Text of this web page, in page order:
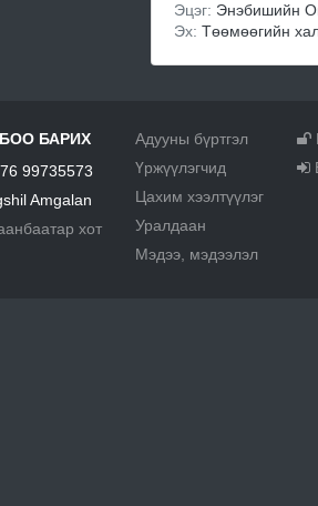
Эцэг: Энэбишийн
Эх: Төөмөөгийн
БАРИХ
99735573
Amgalan
хот
Адууны бүртгэл
Үржүүлэгчид
Цахим хээлтүүлэг
Уралдаан
Мэдээ, мэдээлэл